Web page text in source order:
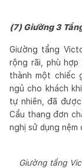
(7) Giường 3
Giường tầng
rộng rãi, phù
thành một chiếc
ngủ cho khách
tự nhiên, đã
Cầu thang đơn
nghị sử dụng
Giường tầng